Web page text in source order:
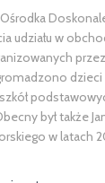
udziału w
dzieci
był także
w latach